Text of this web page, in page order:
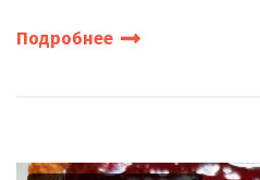
Подробнее